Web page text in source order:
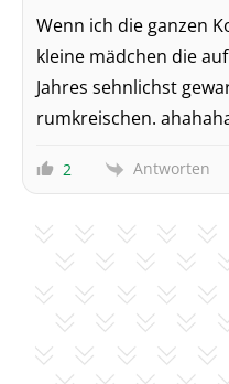
Wenn ich die ganzen
kleine mädchen die
Jahres sehnlichst
rumkreischen.
2 Antworten